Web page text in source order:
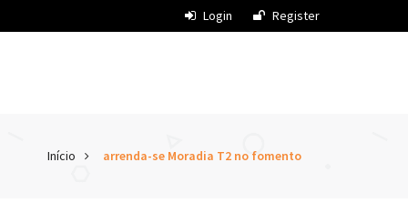
Login Register
Início arrenda-se Moradia T2 no fomento